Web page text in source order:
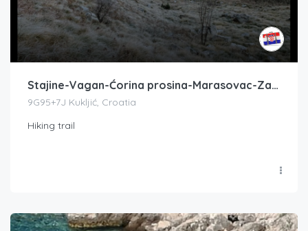
Stajine-Vagan-Ćorina prosina-Marasovac-Zapadni Babin vrh-Vaganski vrh
9G95+7J Kukljić, Croatia
Hiking trail